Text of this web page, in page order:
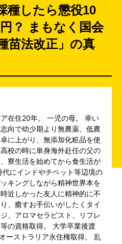
種したら懲役10
？ まもなく国会
苗法改正」の真
在住20年。 一児の母。 幸い
向で幼少期より無農薬、低農
に上がり、無添加化粧品を使
校の時に単身海外赴任の父の
寮生活を始めてから食生活が
代にインドやチベット等辺境の
キングしながら精神世界本を
近しかった友人に精神的に不
、癒すお手伝いがしたくタイ
、アロマセラピスト、リフレ
の資格取得。 大学卒業後渡
ーストラリア永住権取得。 乱